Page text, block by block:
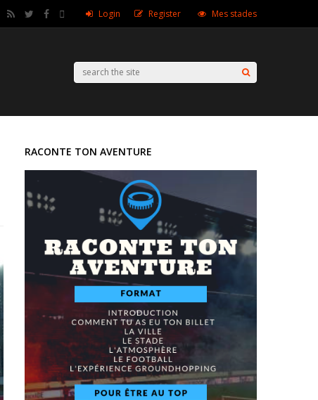
Login Register Mes stades
RACONTE TON AVENTURE